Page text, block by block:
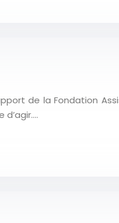
de la Fondation
d’agir….